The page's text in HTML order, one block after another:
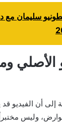
سليمان مع
الأصلي
إلى أن
وليس